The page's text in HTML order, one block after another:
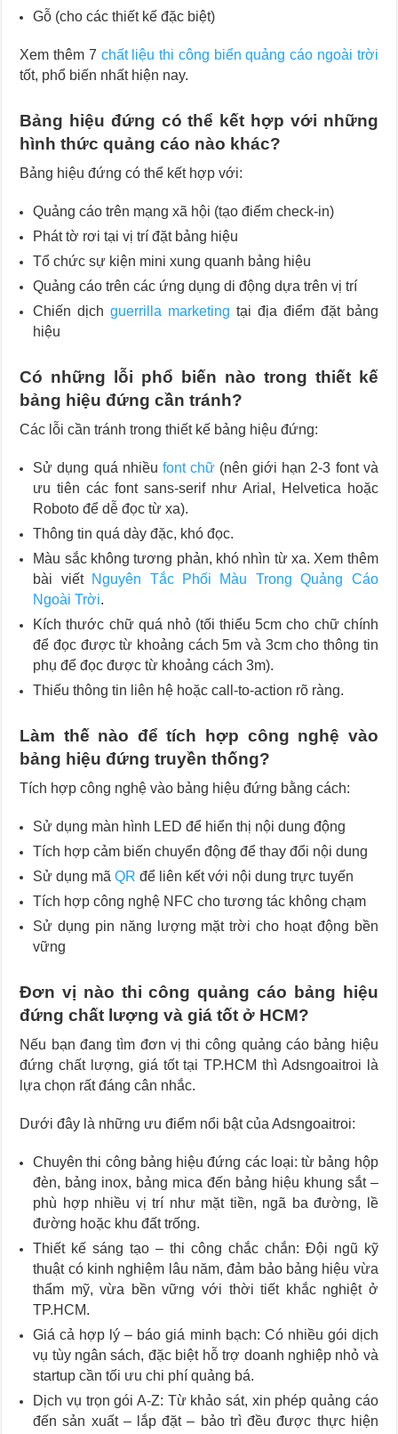
Gỗ (cho các thiết kế đặc biệt)
Xem thêm 7 chất liệu thi công biển quảng cáo ngoài trời
tốt, phổ biến nhất hiện nay.
Bảng hiệu đứng có thể kết hợp với những
hình thức quảng cáo nào khác?
Bảng hiệu đứng có thể kết hợp với:
Quảng cáo trên mạng xã hội (tạo điểm check-in)
Phát tờ rơi tại vị trí đặt bảng hiệu
Tổ chức sự kiện mini xung quanh bảng hiệu
Quảng cáo trên các ứng dụng di động dựa trên vị trí
Chiến dịchguerrilla marketing tại địa điểm đặt bảng
hiệu
Có những lỗi phổ biến nào trong thiết kế
bảng hiệu đứng cần tránh?
Các lỗi cần tránh trong thiết kế bảng hiệu đứng:
Sử dụng quá nhiều font chữ(nên giới hạn 2-3 font và
ưu tiên các font sans-serif như Arial, Helvetica hoặc
Roboto để dễ đọc từ xa).
Thông tin quá dày đặc, khó đọc.
Màu sắc không tương phản, khó nhìn từ xa. Xem thêm
bài viết Nguyên Tắc Phối Màu Trong Quảng Cáo
Ngoài Trời.
Kích thước chữ quá nhỏ (tối thiểu 5cm cho chữ chính
để đọc được từ khoảng cách 5m và 3cm cho thông tin
phụ để đọc được từ khoảng cách 3m).
Thiếu thông tin liên hệ hoặc call-to-action rõ ràng.
Làm thế nào để tích hợp công nghệ vào
bảng hiệu đứng truyền thống?
Tích hợp công nghệ vào bảng hiệu đứng bằng cách:
Sử dụng màn hình LED để hiển thị nội dung động
Tích hợp cảm biến chuyển động để thay đổi nội dung
Sử dụng mãQR để liên kết với nội dung trực tuyến
Tích hợp công nghệ NFC cho tương tác không chạm
Sử dụng pin năng lượng mặt trời cho hoạt động bền
vững
Đơn vị nào thi công quảng cáo bảng hiệu
đứng chất lượng và giá tốt ở HCM?
Nếu bạn đang tìm đơn vị thi công quảng cáo bảng hiệu
đứng chất lượng, giá tốt tại TP.HCM thì Adsngoaitroi là
lựa chọn rất đáng cân nhắc.
Dưới đây là những ưu điểm nổi bật của Adsngoaitroi:
Chuyên thi công bảng hiệu đứng các loại: từ bảng hộp
đèn, bảng inox, bảng mica đến bảng hiệu khung sắt –
phù hợp nhiều vị trí như mặt tiền, ngã ba đường, lề
đường hoặc khu đất trống.
Thiết kế sáng tạo – thi công chắc chắn: Đội ngũ kỹ
thuật có kinh nghiệm lâu năm, đảm bảo bảng hiệu vừa
thẩm mỹ, vừa bền vững với thời tiết khắc nghiệt ở
TP.HCM.
Giá cả hợp lý – báo giá minh bạch: Có nhiều gói dịch
vụ tùy ngân sách, đặc biệt hỗ trợ doanh nghiệp nhỏ và
startup cần tối ưu chi phí quảng bá.
Dịch vụ trọn gói A-Z: Từ khảo sát, xin phép quảng cáo
đến sản xuất – lắp đặt – bảo trì đều được thực hiện